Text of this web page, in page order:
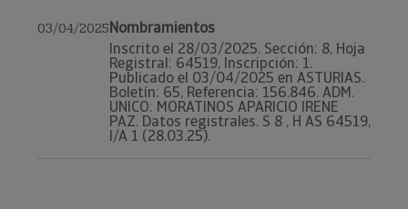
03/04/2025Nombramientos
Inscrito el 28/03/2025. Sección: 8, Hoja
Registral: 64519, Inscripción: 1.
Publicado el 03/04/2025 en ASTURIAS.
Boletín: 65, Referencia: 156.846. ADM.
UNICO: MORATINOS APARICIO IRENE
PAZ. Datos registrales. S 8 , H AS 64519,
I/A 1 (28.03.25).